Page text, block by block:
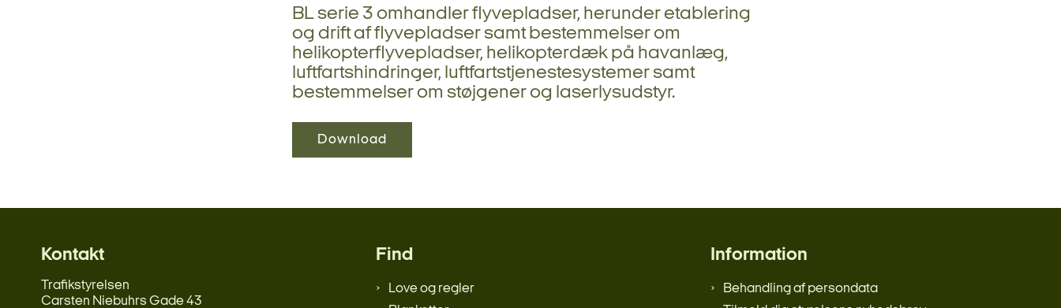
BL serie 3 omhandler flyvepladser, herunder etablering
og drift af flyvepladser samt bestemmelser om
helikopterflyvepladser, helikopterdæk på havanlæg,
luftfartshindringer, luftfartstjenestesystemer samt
bestemmelser om støjgener og laserlysudstyr.
Download
Kontakt
Trafikstyrelsen
Carsten Niebuhrs Gade 43
Find
Love og regler
Information
Behandling af persondata